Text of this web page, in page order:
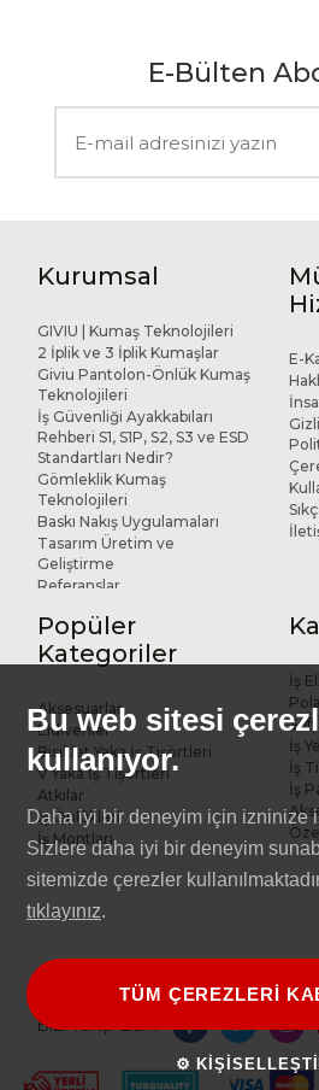
E-Bülten
Kurumsal
GIVIU | Kumaş Teknolojileri
2 İplik ve 3 İplik Kumaşlar
Giviu Pantolon-Önlük Kumaş
Teknolojileri
İş Güvenliği Ayakkabıları
Rehberi S1, S1P, S2, S3 ve ESD
Standartları Nedir?
Gömleklik Kumaş
Teknolojileri
Baskı Nakış Uygulamaları
Tasarım Üretim ve
Geliştirme
Referanslar
E-
Popüler
Kategoriler
Aksesuarlar
Eldivenler
Bisiklet Yaka İş Tişörtleri
V Yaka İş Tişörtleri
Atkılar
İş Önlükleri
İş Montları
İş
İş
İş
İş
Bizi Takip Edin:
Bu web sitesi
kullanıyor.
Daha iyi bir deneyim için izninize
Sizlere daha iyi bir deneyim
sitemizde çerezler
tıklayınız.
TÜM ÇEREZLERİ
⚙